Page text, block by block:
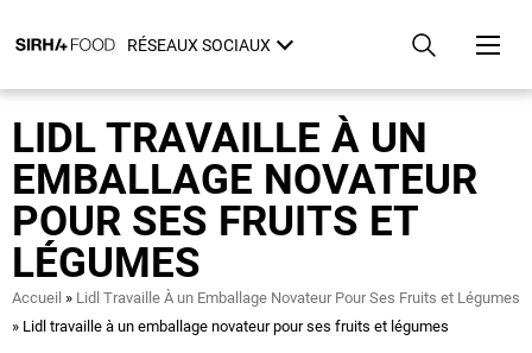
au
principal
RÉSEAUX SOCIAUX
LIDL TRAVAILLE À UN
EMBALLAGE NOVATEUR
POUR SES FRUITS ET
LÉGUMES
Fil
d'Ariane
Accueil
Lidl Travaille À un Emballage Novateur Pour Ses Fruits et Légumes
Lidl travaille à un emballage novateur pour ses fruits et légumes